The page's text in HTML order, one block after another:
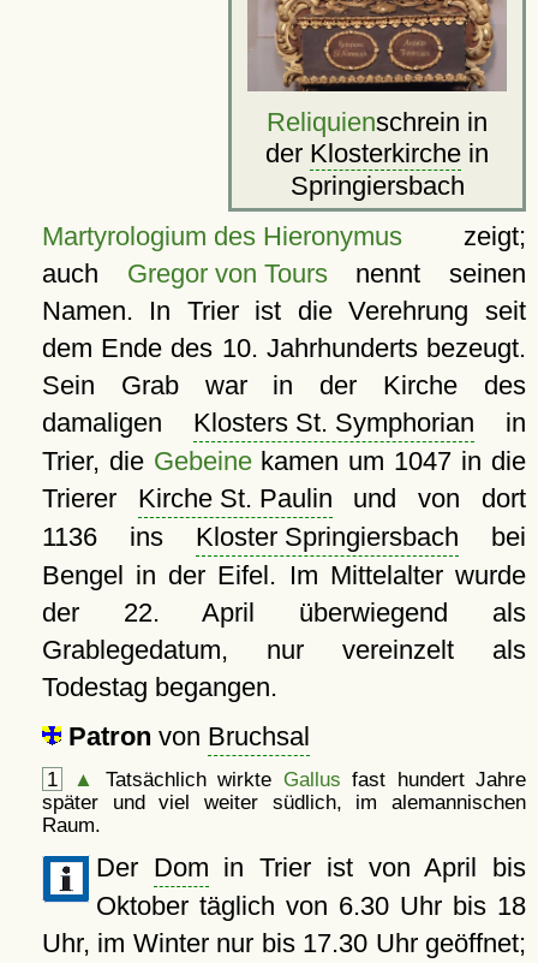
Reliquienschrein in
der Klosterkirche in
Springiersbach
Martyrologium des Hieronymuszeigt;
auch Gregor von Toursnennt seinen
Namen. In Trier ist die Verehrung seit
dem Ende des 10. Jahrhunderts bezeugt.
Sein Grab war in der Kirche des
damaligen Klosters St. Symphorian in
Trier, die Gebeinekamen um 1047 in die
Trierer Kirche St. Paulin und von dort
1136 ins Kloster Springiersbach bei
Bengel in der Eifel. Im Mittelalter wurde
der 22. April überwiegend als
Grablegedatum, nur vereinzelt als
Todestag begangen.
Patron von Bruchsal
1 ▲ Tatsächlich wirkte Gallus fast hundert Jahre
später und viel weiter südlich, im alemannischen
Raum.
Der Dom in Trier ist von April bis
Oktober täglich von 6.30 Uhr bis 18
Uhr, im Winter nur bis 17.30 Uhr geöffnet;